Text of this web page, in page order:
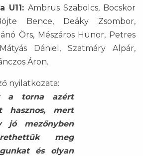
U11: Ambrus Szabolcs, Bocskor
Bence, Deáky Zsombor,
Örs, Mészáros Hunor, Petres
Dániel, Szatmáry Alpár,
Áron.
nyilatkozata:
a torna azért
hasznos, mert
jó mezőnyben
meg
és olyan